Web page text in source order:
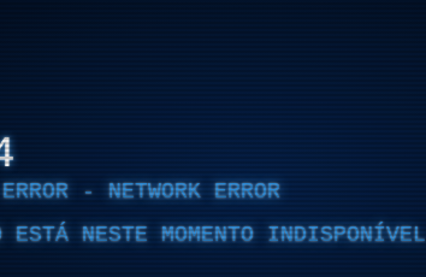
- NETWORK ERROR
ESTÁ NESTE MOMENTO INDISPONÍVEL